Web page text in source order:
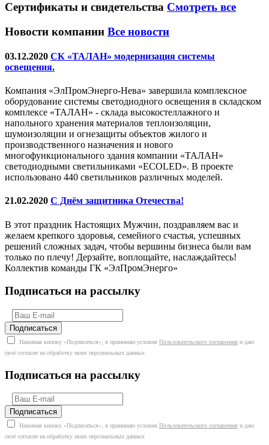
Сертификаты и свидетельства Смотреть все
Новости компании Все новости
03.12.2020 СК «ТАЛАН» модернизация системы
освещения.
Компания «ЭлПромЭнерго-Нева» завершила комплексное
оборудование системы светодиодного освещения в складском
комплексе «ТАЛАН» - склада высокостеллажного и
напольного хранения материалов теплоизоляции,
шумоизоляции и огнезащиты объектов жилого и
производственного назначения и нового
многофункционального здания компании «ТАЛАН»
светодиодными светильниками «ECOLED». В проекте
использовано 440 светильников различных моделей.
21.02.2020 С Днём защитника Отечества!
В этот праздник Настоящих Мужчин, поздравляем вас и
желаем крепкого здоровья, семейного счастья, успешных
решений сложных задач, чтобы вершины бизнеса были вам
только по плечу! Дерзайте, воплощайте, наслаждайтесь!
Коллектив команды ГК «ЭлПромЭнерго»
Подписаться на рассылку
Нажимая кнопку «Подписаться», я принимаю условия Пользовательского соглашения и даю
своё согласие на обработку моих персональных данных
Подписаться на рассылку
Нажимая кнопку «Подписаться», я принимаю условия Пользовательского соглашения и даю
своё согласие на обработку моих персональных данных